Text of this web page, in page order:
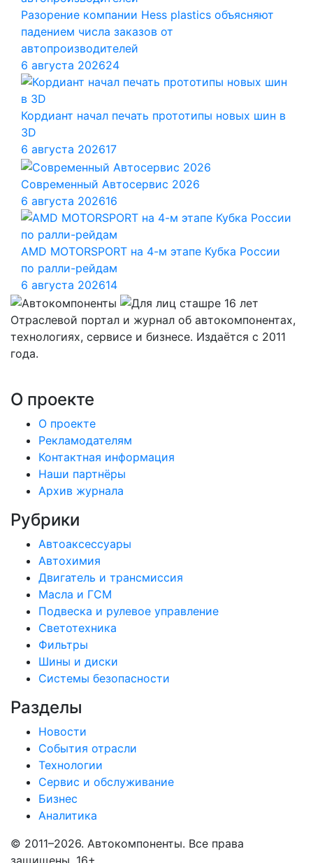
Разорение компании Hess plastics объясняют
падением числа заказов от
автопроизводителей
6 августа 202624
Кордиант начал печать прототипы новых шин в
3D
6 августа 202617
Современный Автосервис 2026
6 августа 202616
AMD MOTORSPORT на 4-м этапе Кубка России
по ралли-рейдам
6 августа 202614
Отраслевой портал и журнал об автокомпонентах,
технологиях, сервисе и бизнесе. Издаётся с 2011
года.
О проекте
О проекте
Рекламодателям
Контактная информация
Наши партнёры
Архив журнала
Рубрики
Автоаксессуары
Автохимия
Двигатель и трансмиссия
Масла и ГСМ
Подвеска и рулевое управление
Светотехника
Фильтры
Шины и диски
Системы безопасности
Разделы
Новости
События отрасли
Технологии
Сервис и обслуживание
Бизнес
Аналитика
© 2011–2026. Автокомпоненты. Все права
защищены. 16+